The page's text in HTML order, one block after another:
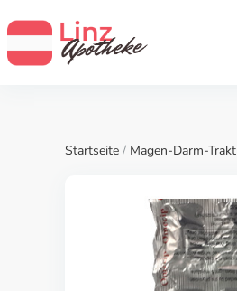
Startseite / Magen-Darm-Trakt